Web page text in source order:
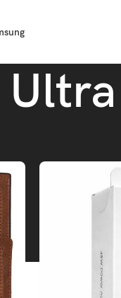
Ultra